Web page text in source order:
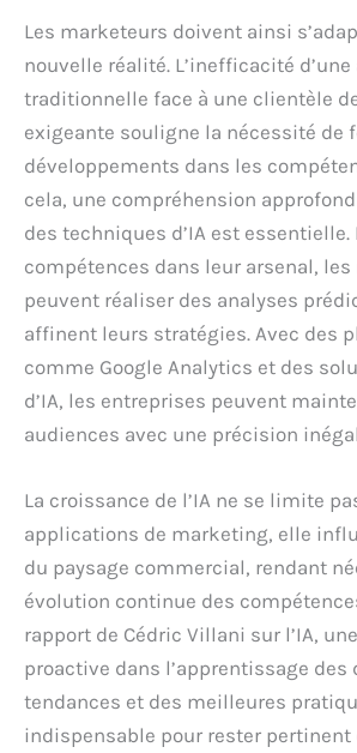
Les marketeurs doivent ainsi
nouvelle réalité. L’inefficacité
traditionnelle face à une clientèle
exigeante souligne la nécessité de
développements dans les
cela, une compréhension
des techniques d’IA est
compétences dans leur arsenal,
peuvent réaliser des analyses
affinent leurs stratégies. Avec des
comme Google Analytics et des
d’IA, les entreprises peuvent
audiences avec une précision
La croissance de l’IA ne se limite
applications de marketing, elle
du paysage commercial, rendant
évolution continue des
rapport de Cédric Villani sur l’IA,
proactive dans l’apprentissage des
tendances et des meilleures
indispensable pour rester pertinent